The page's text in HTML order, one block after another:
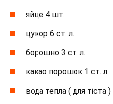
яйце 4 шт.
цукор 6 ст. л.
борошно 3 ст. л.
какао порошок 1 ст. л.
вода тепла ( для тіста